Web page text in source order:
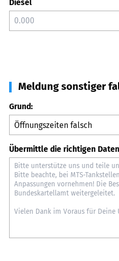
Diesel
Meldung sonstiger
Grund:
Übermittle die richtigen